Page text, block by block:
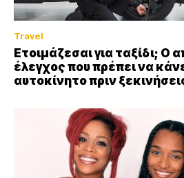
Travel
Ετοιμάζεσαι για ταξίδι; Ο
έλεγχος που πρέπει να
αυτοκίνητο πριν